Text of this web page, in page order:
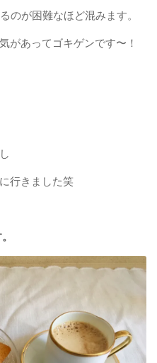
のが困難なほど混みます。
があってゴキゲンです〜！
行きました笑